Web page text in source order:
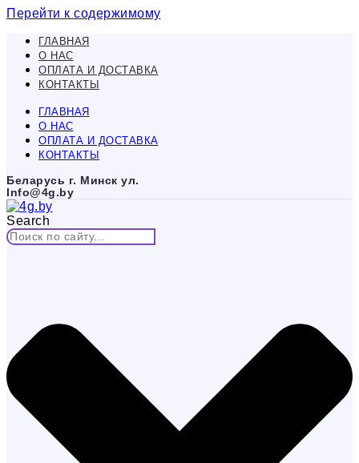
Перейти к содержимому
ГЛАВНАЯ
О НАС
ОПЛАТА И ДОСТАВКА
КОНТАКТЫ
ГЛАВНАЯ
О НАС
ОПЛАТА И ДОСТАВКА
КОНТАКТЫ
Беларусь г. Минск ул.
Info@4g.by
Search